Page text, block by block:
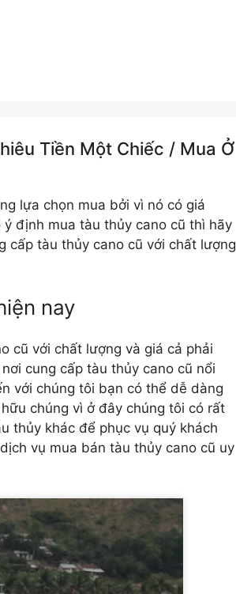
Tiền Một Chiếc /️ Mua Ở
lựa chọn mua bởi vì nó có giá
định mua tàu thủy cano cũ thì hãy
cấp tàu thủy cano cũ với chất lượng
nay
cũ với chất lượng và giá cả phải
nơi cung cấp tàu thủy cano cũ nổi
với chúng tôi bạn có thể dễ dàng
chúng vì ở đây chúng tôi có rất
thủy khác để phục vụ quý khách
vụ mua bán tàu thủy cano cũ uy